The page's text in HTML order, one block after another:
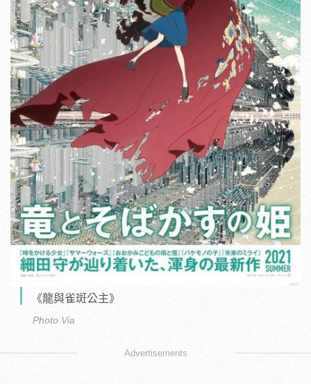
《龍與雀斑公主》
Photo Via
Advertisements